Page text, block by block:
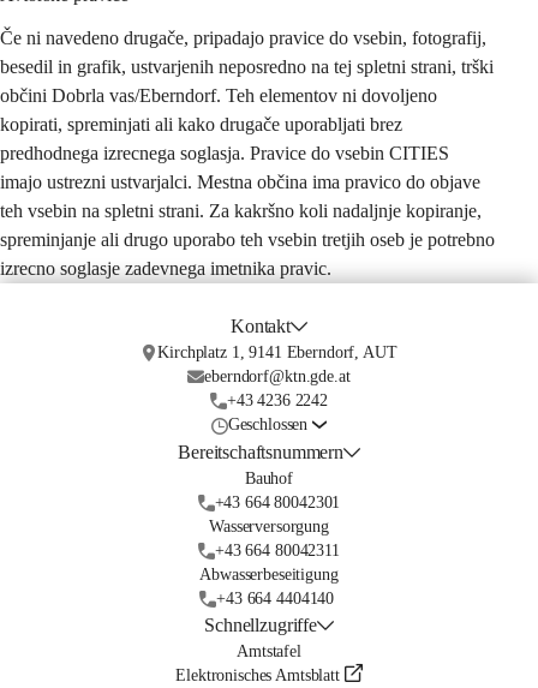
Če ni navedeno drugače, pripadajo pravice do vsebin, fotografij,
besedil in grafik, ustvarjenih neposredno na tej spletni strani, trški
občini Dobrla vas/Eberndorf. Teh elementov ni dovoljeno
kopirati, spreminjati ali kako drugače uporabljati brez
predhodnega izrecnega soglasja. Pravice do vsebin CITIES
imajo ustrezni ustvarjalci. Mestna občina ima pravico do objave
teh vsebin na spletni strani. Za kakršno koli nadaljnje kopiranje,
spreminjanje ali drugo uporabo teh vsebin tretjih oseb je potrebno
izrecno soglasje zadevnega imetnika pravic.
Kontakt
Kirchplatz 1, 9141 Eberndorf, AUT
eberndorf@ktn.gde.at
+43 4236 2242
Geschlossen
Bereitschaftsnummern
Bauhof
+43 664 80042301
Wasserversorgung
+43 664 80042311
Abwasserbeseitigung
+43 664 4404140
Schnellzugriffe
Amtstafel
Elektronisches Amtsblatt